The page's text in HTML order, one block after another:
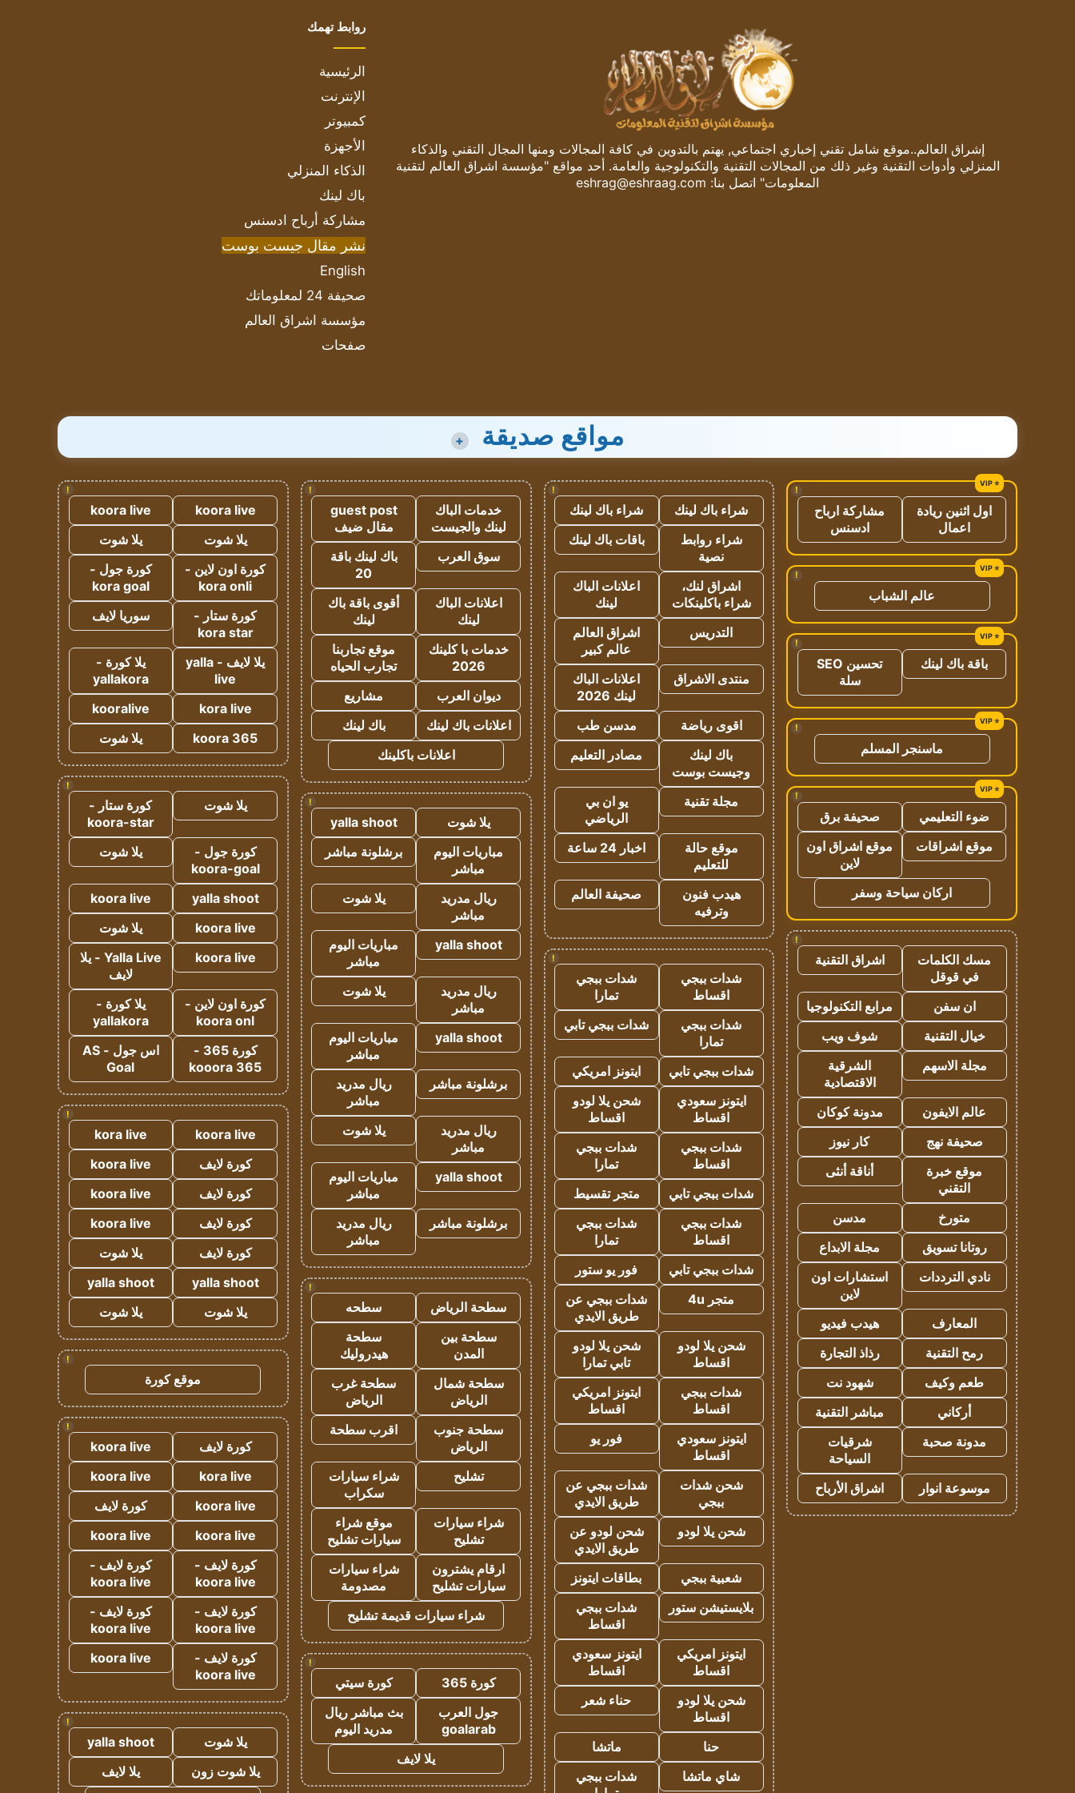
إشراق العالم..موقع شامل تقني إخباري اجتماعي, يهتم بالتدوين في كافة المجالات ومنها المجال التقني والذكاء
المنزلي وأدوات التقنية وغير ذلك من المجالات التقنية والتكنولوجية والعامة. أحد مواقع "مؤسسة اشراق العالم لتقنية
المعلومات" اتصل بنا: eshrag@eshraag.com
روابط تهمك
الرئيسية
الإنترنت
كمبيوتر
الأجهزة
الذكاء المنزلي
باك لينك
مشاركة أرباح ادسنس
نشر مقال جيست بوست
English
صحيفة 24 لمعلوماتك
مؤسسة اشراق العالم
صفحات
مواقع صديقة +
!
اول اثنين ريادة
اعمال
مشاركة ارباح
ادسنس
!
عالم الشباب
!
باقة باك لينك
تحسين SEO
سلة
!
ماسنجر المسلم
!
ضوء التعليمي
صحيفة برق
موقع اشراقات
موقع اشراق اون
لاين
اركان سياحة وسفر
!
مسك الكلمات
في قوقل
اشراق التقنية
ان سفن
مرابع التكنولوجيا
خيال التقنية
شوف ويب
مجلة الاسهم
الشرقية
الاقتصادية
عالم الايفون
مدونة كوكان
صحيفة نهج
كار نيوز
موقع خبرة
التقني
أناقة أنثى
متورخ
مدسن
روتانا تسويق
مجلة الابداع
نادي الترددات
استشارات اون
لاين
المعارف
هيدب فيديو
رمح التقنية
رذاذ التجارة
طعم وكيف
شهود نت
أركاني
مباشر التقنية
مدونة صحبة
شرقيات
السياحة
موسوعة انوار
اشراق الأرباح
!
شراء باك لينك
شراء باك لينك
شراء روابط
نصية
باقات باك لينك
اشراق لنك،
شراء باكلينكات
اعلانات الباك
لينك
التدريس
اشراق العالم
عالم كبير
منتدى الاشراق
اعلانات الباك
لينك 2026
اقوى رياضة
مدسن طب
باك لينك
وجيست بوست
مصادر التعليم
مجلة تقنية
يو ان بي
الرياضي
موقع حالة
للتعليم
اخبار 24 ساعة
هيدب فنون
وترفيه
صحيفة العالم
!
شدات ببجي
اقساط
شدات ببجي
تمارا
شدات ببجي
تمارا
شدات ببجي تابي
شدات ببجي تابي
ايتونز امريكي
ايتونز سعودي
اقساط
شحن يلا لودو
اقساط
شدات ببجي
اقساط
شدات ببجي
تمارا
شدات ببجي تابي
متجر تقسيط
شدات ببجي
اقساط
شدات ببجي
تمارا
شدات ببجي تابي
فور يو ستور
متجر 4u
شدات ببجي عن
طريق الايدي
شحن يلا لودو
اقساط
شحن يلا لودو
تابي تمارا
شدات ببجي
اقساط
ايتونز امريكي
اقساط
ايتونز سعودي
اقساط
فور يو
شحن شدات
ببجي
شدات ببجي عن
طريق الايدي
شحن يلا لودو
شحن لودو عن
طريق الايدي
شعبية ببجي
بطاقات ايتونز
بلايستيشن ستور
شدات ببجي
اقساط
ايتونز امريكي
اقساط
ايتونز سعودي
اقساط
شحن يلا لودو
اقساط
حناء شعر
حنا
ماتشا
شاي ماتشا
شدات ببجي
!
خدمات الباك
لينك والجيست
guest post
مقال ضيف
سوق العرب
باك لينك باقة
20
اعلانات الباك
لينك
أقوى باقة باك
لينك
خدمات با كلينك
2026
موقع تجاربنا
تجارب الحياه
ديوان العرب
مشاريع
اعلانات باك لينك
باك لينك
اعلانات باكلينك
!
يلا شوت
yalla shoot
مباريات اليوم
مباشر
برشلونة مباشر
ريال مدريد
مباشر
يلا شوت
yalla shoot
مباريات اليوم
مباشر
ريال مدريد
مباشر
يلا شوت
yalla shoot
مباريات اليوم
مباشر
برشلونة مباشر
ريال مدريد
مباشر
ريال مدريد
مباشر
يلا شوت
yalla shoot
مباريات اليوم
مباشر
برشلونة مباشر
ريال مدريد
مباشر
!
سطحة الرياض
سطحه
سطحة بين
المدن
سطحة
هيدروليك
سطحة شمال
الرياض
سطحة غرب
الرياض
سطحة جنوب
الرياض
اقرب سطحة
تشليح
شراء سيارات
سكراب
شراء سيارات
تشليح
موقع شراء
سيارات تشليح
ارقام يشترون
سيارات تشليح
شراء سيارات
مصدومة
شراء سيارات قديمة تشليح
!
كورة 365
كورة سيتي
جول العرب
goalarab
بث مباشر ريال
مدريد اليوم
يلا لايف
!
koora live
koora live
يلا شوت
يلا شوت
كورة اون لاين -
kora onli
كورة جول -
kora goal
كورة ستار -
kora star
سوريا لايف
يلا لايف - yalla
live
يلا كورة -
yallakora
kora live
kooralive
koora 365
يلا شوت
!
يلا شوت
كورة ستار -
koora-star
كورة جول -
koora-goal
يلا شوت
yalla shoot
koora live
koora live
يلا شوت
koora live
Yalla Live - يلا
لايف
كورة اون لاين -
koora onl
يلا كورة -
yallakora
كورة 365 -
kooora 365
اس جول - AS
Goal
!
koora live
kora live
كورة لايف
koora live
كورة لايف
koora live
كورة لايف
koora live
كورة لايف
يلا شوت
yalla shoot
yalla shoot
يلا شوت
يلا شوت
!
موقع كورة
!
كورة لايف
koora live
kora live
koora live
koora live
كورة لايف
koora live
koora live
كورة لايف -
koora live
كورة لايف -
koora live
كورة لايف -
koora live
كورة لايف -
koora live
كورة لايف -
koora live
koora live
!
يلا شوت
yalla shoot
يلا شوت زون
يلا لايف